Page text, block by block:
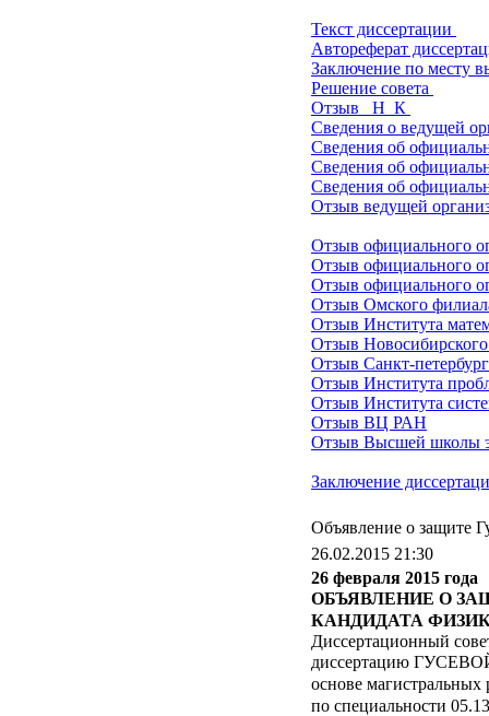
Текст диссертации
Автореферат
Заключение по месту
Решение совета
Отзыв _Н_К
Сведения о ведущей
Сведения об
Сведения об
Сведения об
Отзыв ведущей
Отзыв официального
Отзыв официального
Отзыв официального
Отзыв Омского
Отзыв Института
Отзыв Новосибирского
Отзыв Санкт-
Отзыв Института
Отзыв Института
Отзыв ВЦ РАН
Отзыв Высшей школы
Заключение
Объявление о защите
26.02.2015 21:30
26 февраля 2015 года
ОБЪЯВЛЕНИЕ О
КАНДИДАТА
Диссертационный
диссертацию
основе магистральных
по специальности